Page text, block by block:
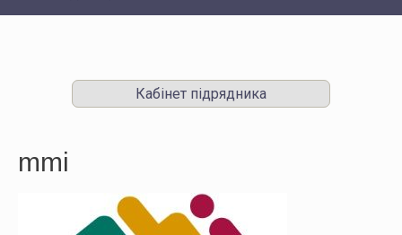
Кабінет підрядника
mmi